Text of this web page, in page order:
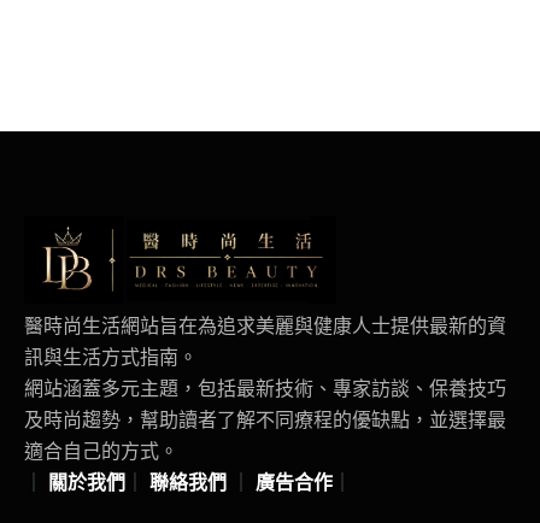
醫時尚生活網站旨在為追求美麗與健康人士提供最新的資
訊與生活方式指南。
網站涵蓋多元主題，包括最新技術、專家訪談、保養技巧
及時尚趨勢，幫助讀者了解不同療程的優缺點，並選擇最
適合自己的方式。
關於我們 聯絡我們 廣告合作